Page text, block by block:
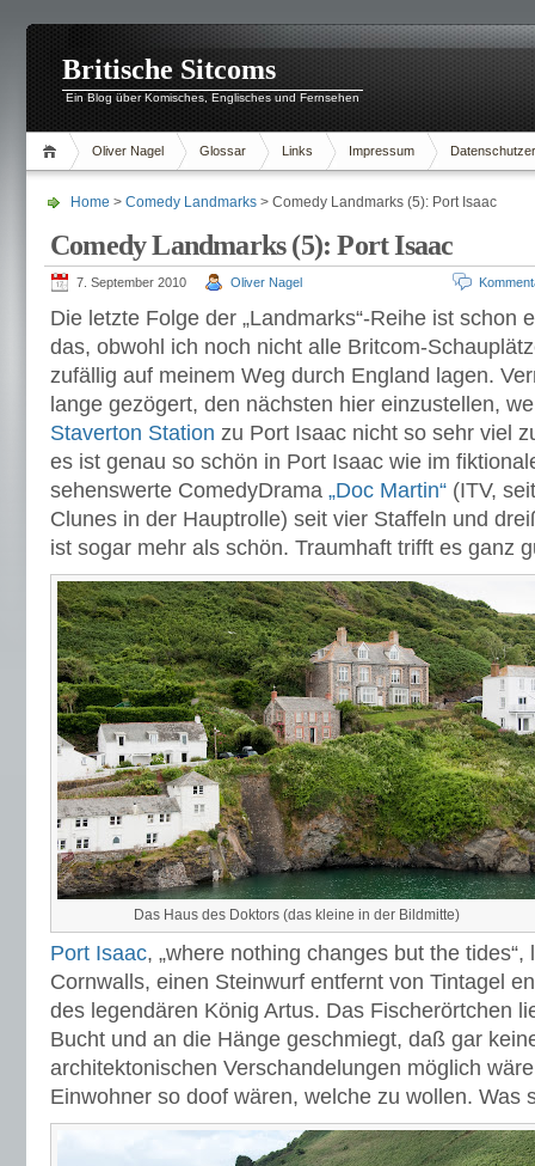
Britische Sitcoms
Ein Blog über Komisches, Englisches und Fernsehen
Oliver Nagel Glossar Links Impressum
Home > Comedy Landmarks > Comedy Landmarks (5): Port Isaac
Comedy Landmarks (5): Port Isaac
7. September 2010 Oliver Nagel
Die letzte Folge der „Landmarks“-Reihe ist
das, obwohl ich noch nicht alle Britcom-
zufällig auf meinem Weg durch England lagen.
lange gezögert, den nächsten hier einzustellen,
Staverton Station zu Port Isaac nicht so sehr viel
es ist genau so schön in Port Isaac wie im
sehenswerte ComedyDrama „Doc Martin“ (ITV,
Clunes in der Hauptrolle) seit vier Staffeln und
ist sogar mehr als schön. Traumhaft trifft es ganz
Das Haus des Doktors (das kleine in der Bildmitte)
Port Isaac, „where nothing changes but the
Cornwalls, einen Steinwurf entfernt von Tintagel
des legendären König Artus. Das Fischerörtchen
Bucht und an die Hänge geschmiegt, daß gar
architektonischen Verschandelungen möglich
Einwohner so doof wären, welche zu wollen. Was